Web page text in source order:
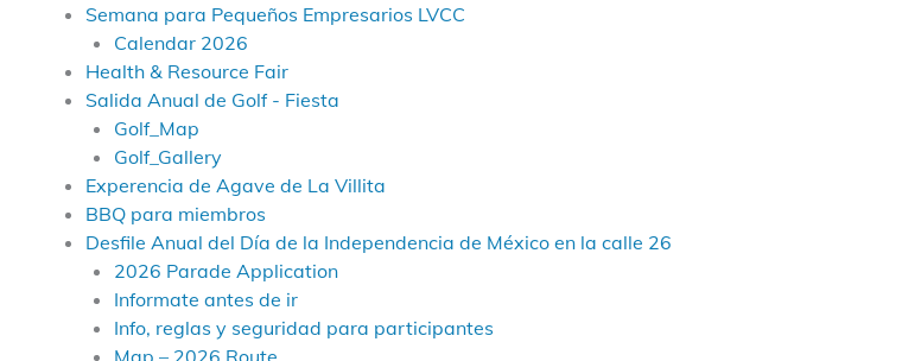
Semana para Pequeños Empresarios LVCC
Calendar 2026
Health & Resource Fair
Salida Anual de Golf - Fiesta
Golf_Map
Golf_Gallery
Experencia de Agave de La Villita
BBQ para miembros
Desfile Anual del Día de la Independencia de México en la calle 26
2026 Parade Application
Informate antes de ir
Info, reglas y seguridad para participantes
Map – 2026 Route